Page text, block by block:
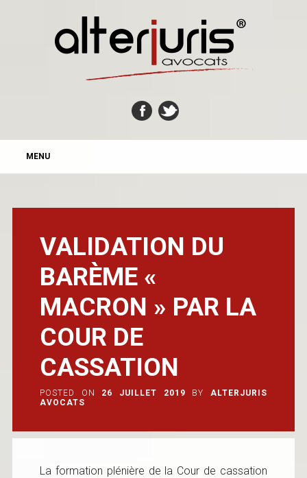
MAIN MENU
MENU
VALIDATION DU
BARÈME «
MACRON » PAR LA
COUR DE
CASSATION
POSTED ON 26 JUILLET 2019 BY
ALTERJURIS
AVOCATS
La formation plénière de la Cour de cassation